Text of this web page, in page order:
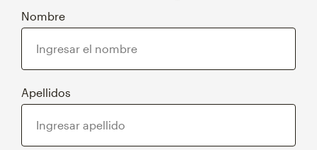
Nombre
Apellidos